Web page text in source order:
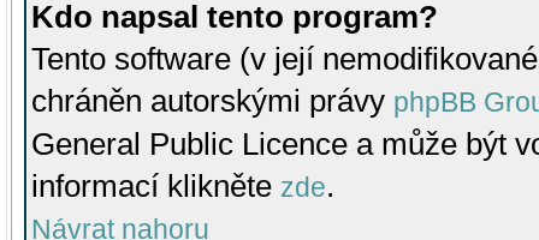
Kdo napsal tento program?
Tento software (v její
chráněn autorskými právy phpBB
General Public Licence a může být
informací klikněte zde.
Návrat nahoru